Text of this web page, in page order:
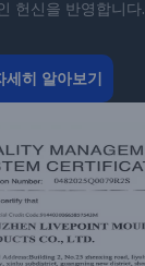
헌신을 반영합니다.
세히 알아보기